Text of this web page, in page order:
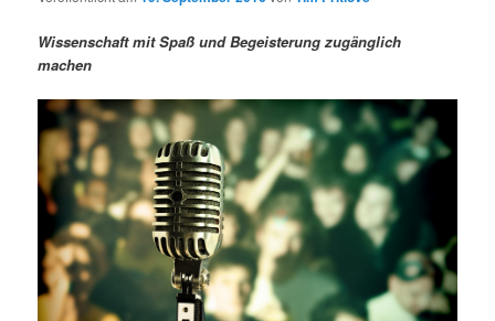
ä
r
e
I
n
n
d
ä
e
n
n
v
i
g
t
i
o
Wissenschaft mit Spaß und Begeisterung zugänglich
machen